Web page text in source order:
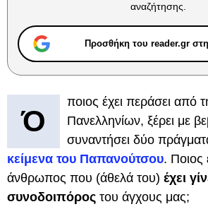
αναζήτησης.
Προσθήκη του reader.gr
Ό
ποιος έχει περάσει από
Πανελληνίων, ξέρει με
συναντήσει δύο
κείμενα του Παπανούτσου. Ποιος
άνθρωπος που (άθελά του) έχει
συνοδοιπόρος του άγχους μας;